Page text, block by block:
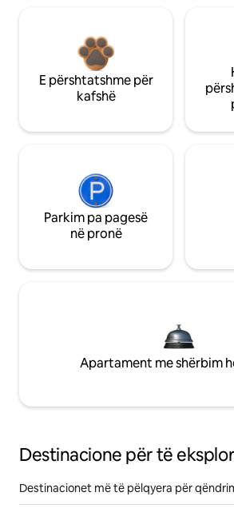
E përshtatshme për
kafshë
Parkim pa pagesë
në pronë
Apartament me shërbim
Destinacione për të
Destinacionet më të pëlqyera për